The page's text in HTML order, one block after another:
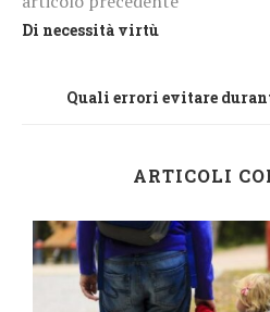
Di necessità virtù
Quali errori evitare
ARTICOLI